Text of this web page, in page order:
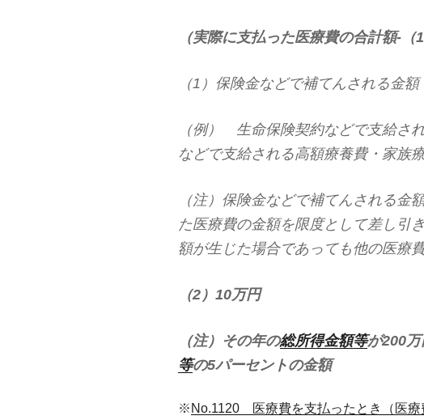
（実際に支払った医療費の合計額-
（1）保険金などで補てんされる金額
（例） 生命保険契約などで支給さ
などで支給される高額療養費・家族
（注）保険金などで補てんされる金
た医療費の金額を限度として差し引
額が生じた場合であっても他の医療
（2）10万円
（注）その年の総所得金額等が200万
等の5パーセントの金額
※ No.1120 医療費を支払ったとき（医療